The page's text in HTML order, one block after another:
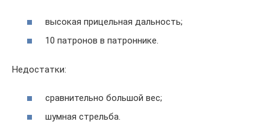
высокая прицельная дальность;
10 патронов в патроннике.
Недостатки:
сравнительно большой вес;
шумная стрельба.